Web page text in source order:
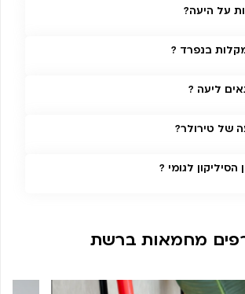
על היעה?
בנפרד ?
ליעה ?
של טירולר?
לגומי ?
מחמאות ברשת